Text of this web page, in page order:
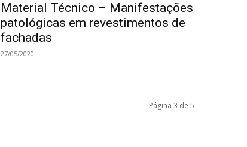
Material Técnico – Manifestações
patológicas em revestimentos de
fachadas
27/05/2020
Página 3 de 5